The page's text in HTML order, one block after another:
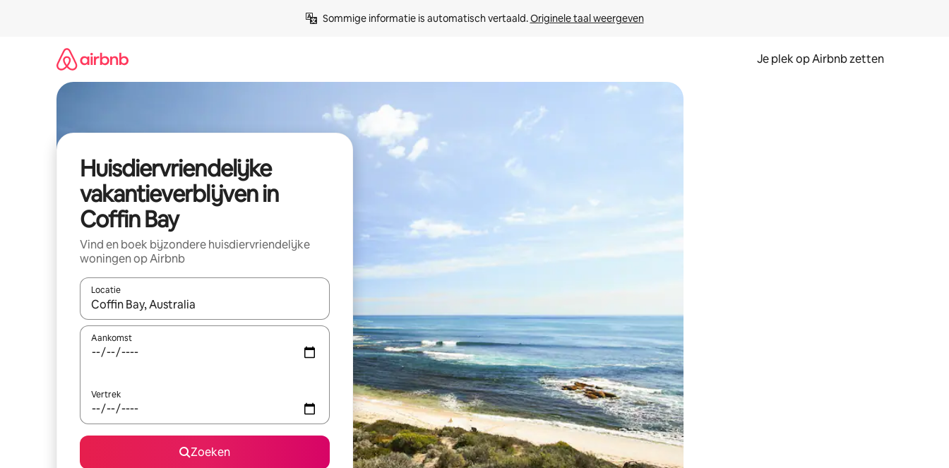
Sommige informatie is automatisch vertaald. Originele taal weergeven
Je plek op Airbnb zetten
Huisdiervriendelijke
vakantieverblijven in
Coffin Bay
Vind en boek bijzondere huisdiervriendelijke
woningen op Airbnb
Locatie
Wanneer er resultaten beschikbaar zijn, maak je een keuze met je de pijltjestoetsen omhoog en omlaag, óf door te tikken of swipen.
Aankomst
Vertrek
Zoeken